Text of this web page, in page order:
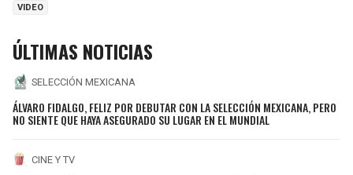
VIDEO
ÚLTIMAS NOTICIAS
SELECCIÓN MEXICANA
ÁLVARO FIDALGO, FELIZ POR DEBUTAR CON LA SELECCIÓN MEXICANA, PERO
NO SIENTE QUE HAYA ASEGURADO SU LUGAR EN EL MUNDIAL
CINE Y TV